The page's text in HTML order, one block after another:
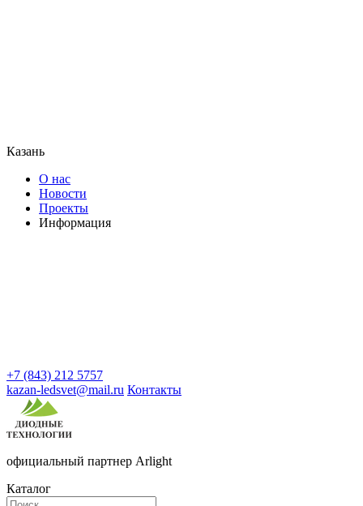
Казань
О нас
Новости
Проекты
Информация
+7 (843) 212 5757
kazan-ledsvet@mail.ru Контакты
официальный партнер Arlight
Каталог